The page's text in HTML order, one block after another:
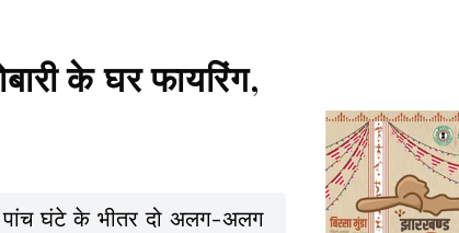
के घर फायरिंग,
पांच घंटे के भीतर दो अलग-अलग